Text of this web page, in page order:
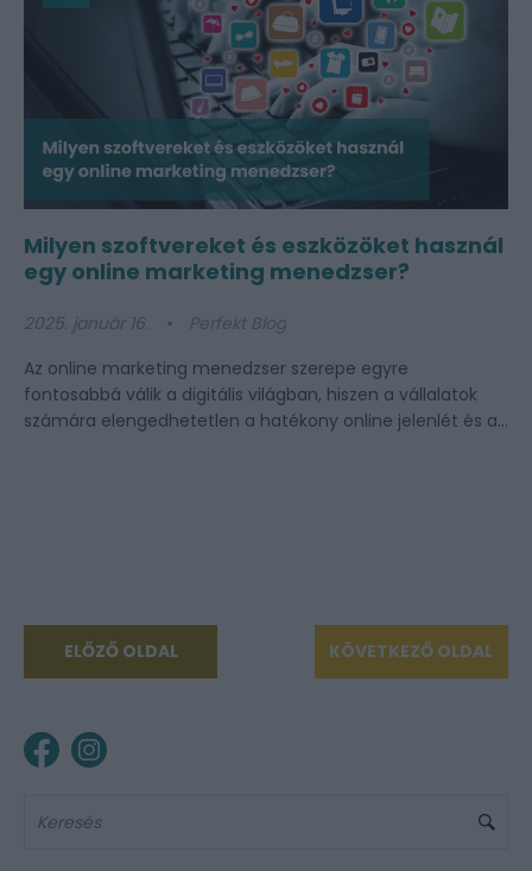
Milyen szoftvereket és eszközöket használ
egy online marketing menedzser?
2025. január 16.
Perfekt Blog
Az online marketing menedzser szerepe egyre
fontosabbá válik a digitális világban, hiszen a vállalatok
számára elengedhetetlen a hatékony online jelenlét és a...
ELŐZŐ OLDAL KÖVETKEZŐ OLDAL